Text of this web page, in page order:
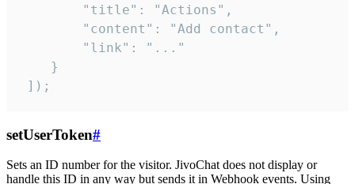
        "title": "Actions",
        "content": "Add contact",
        "link": "..."
    }
]);
setUserToken#
Sets an ID number for the visitor. JivoChat does not display or
handle this ID in any way but sends it in Webhook events. Using